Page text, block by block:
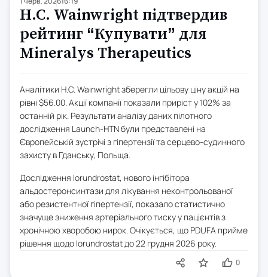
H.C. Wainwright підтвердив
рейтинг “Купувати” для
Mineralys Therapeutics
Аналітики H.C. Wainwright зберегли цільову ціну акцій на
рівні $56.00. Акції компанії показали приріст у 102% за
останній рік. Результати аналізу даних пілотного
дослідження Launch-HTN були представлені на
Європейській зустрічі з гіпертензії та серцево-судинного
захисту в Гданську, Польща.
Дослідження lorundrostat, нового інгібітора
альдостеронсинтази для лікування неконтрольованої
або резистентної гіпертензії, показало статистично
значуще зниження артеріального тиску у пацієнтів з
хронічною хворобою нирок. Очікується, що PDUFA прийме
рішення щодо lorundrostat до 22 грудня 2026 року.
0